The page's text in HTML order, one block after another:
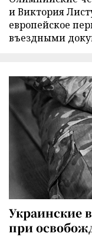
и Виктория
европейское
въездными
Украинские
при